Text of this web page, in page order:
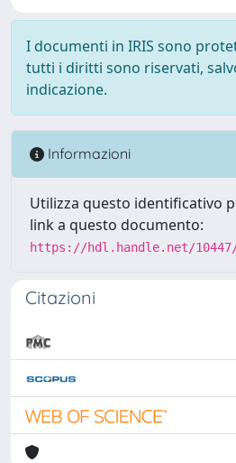
I documenti in IRIS sono
tutti i diritti sono riservati,
indicazione.
Informazioni
Utilizza questo identificativo
link a questo documento:
https://hdl.handle.net/10447/
Citazioni